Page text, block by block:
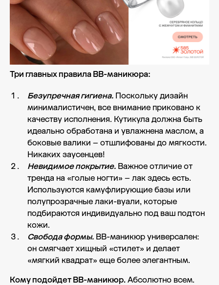
Три главных правила BB-маникюра:
Безупречная гигиена. Поскольку дизайн
минималистичен, все внимание приковано к
качеству исполнения. Кутикула должна быть
идеально обработана и увлажнена маслом, а
боковые валики – отшлифованы до мягкости.
Никаких заусенцев!
Невидимое покрытие. Важное отличие от
тренда на «голые ногти» – лак здесь есть.
Используются камуфлирующие базы или
полупрозрачные лаки-вуали, которые
подбираются индивидуально под ваш подтон
кожи.
Свобода формы. BB-маникюр универсален:
он смягчает хищный «стилет» и делает
«мягкий квадрат» еще более элегантным.
Кому подойдет BB-маникюр. Абсолютно всем.